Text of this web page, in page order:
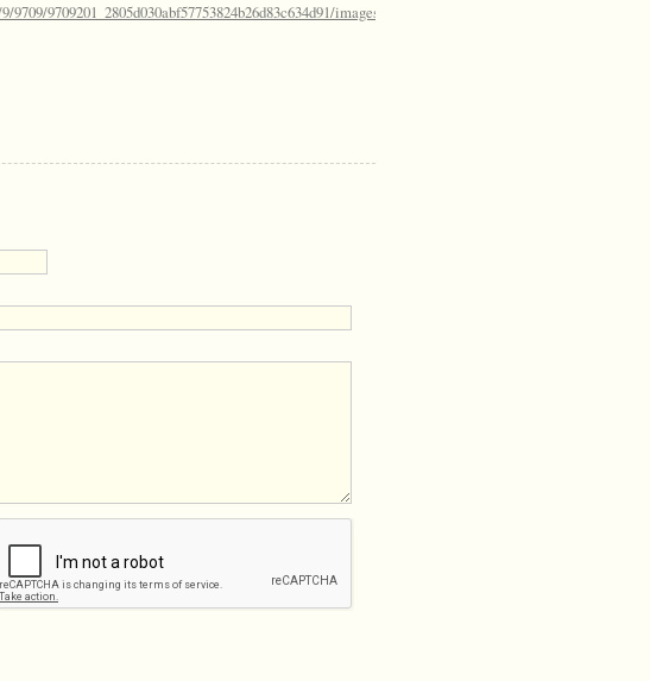
9709201_2805d030abf57753824b26d83c634d91/images/20140423_165947.jpg